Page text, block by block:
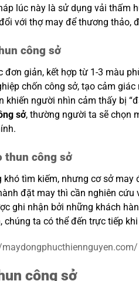
lúc này là sử dụng vải thấm
với thợ may để thương thảo,
công sở
đơn giản, kết hợp từ 1-3 màu
chốn công sở, tạo cảm
khiến người nhìn cảm thấy bị
sở, thường người ta sẽ chọn
thun công sở
khó tìm kiếm, nhưng cơ sở
đặt may thì cần nghiên
ghi nhận bởi những khách
chúng ta có thể đến trực tiếp
công sở